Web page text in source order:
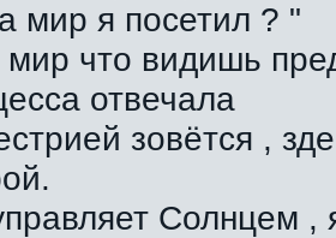
мир я посетил ? "
что видишь
отвечала
зовётся ,
Солнцем ,